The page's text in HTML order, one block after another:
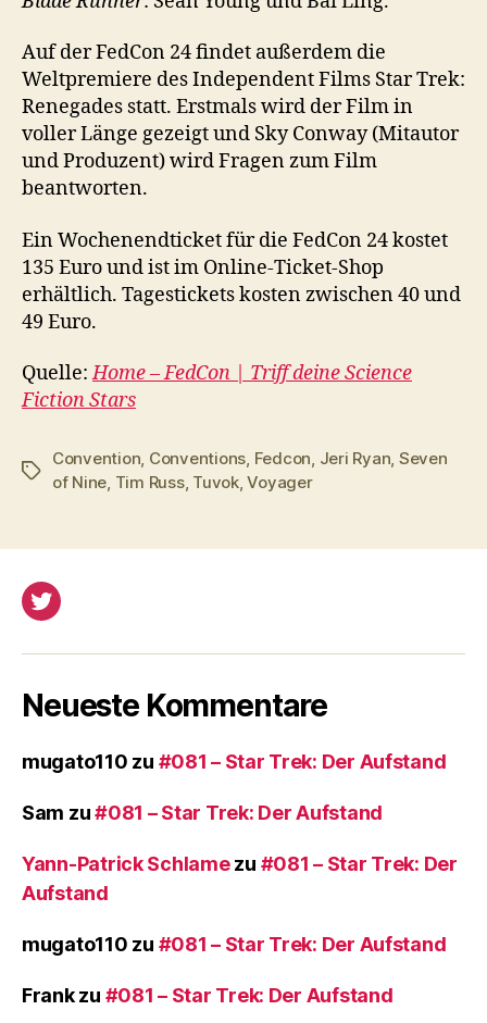
Auf der FedCon 24 findet außerdem die
Weltpremiere des Independent Films Star Trek:
Renegades statt. Erstmals wird der Film in
voller Länge gezeigt und Sky Conway (Mitautor
und Produzent) wird Fragen zum Film
beantworten.
Ein Wochenendticket für die FedCon 24 kostet
135 Euro und ist im Online-Ticket-Shop
erhältlich. Tagestickets kosten zwischen 40 und
49 Euro.
Quelle:Home – FedCon | Triff deine Science
Fiction Stars
Schlagwörter
Convention, Conventions, Fedcon, Jeri Ryan, Seven
of Nine, Tim Russ, Tuvok,Voyager
Twitter
Neueste Kommentare
mugato110 zu #081 – Star Trek: Der Aufstand
Sam zu#081 – Star Trek: Der Aufstand
Yann-Patrick Schlamezu #081 – Star Trek: Der
Aufstand
mugato110 zu #081 – Star Trek: Der Aufstand
Frankzu #081 – Star Trek: Der Aufstand